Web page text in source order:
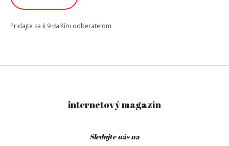
Pridajte sa k 9 ďalším odberateľom
internetový magazín
Sledujte nás na